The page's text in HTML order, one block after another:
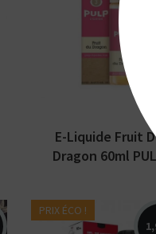
dragon. E-liquide
PULP Liquides.
Disponible en 60 ml
avec booster inclus.
E-Liquide Fruit
Dragon 60ml
PRIX ÉCO !